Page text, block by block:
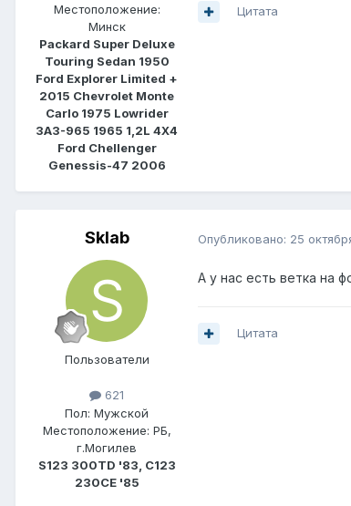
Местоположение:
Минск
Packard Super Deluxe
Touring Sedan 1950
Ford Explorer Limited +
2015 Chevrolet Monte
Carlo 1975 Lowrider
ЗАЗ-965 1965 1,2L 4Х4
Ford Chellenger
Genessis-47 2006
Цитата
Sklab
Пользователи
621
Пол: Мужской
Местоположение: РБ,
г.Могилев
S123 300TD '83, C123
230CE '85
Опубликовано: 25
А у нас есть ветка на
Цитата